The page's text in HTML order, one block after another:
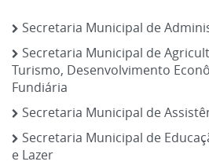
Secretaria Municipal de
Secretaria Municipal de
Turismo, Desenvolvimento
Fundiária
Secretaria Municipal de
Secretaria Municipal de
e Lazer